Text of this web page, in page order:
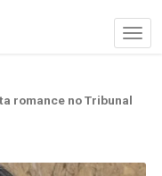
romance no Tribunal